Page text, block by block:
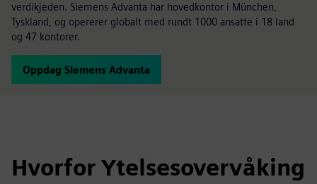
verdikjeden. Siemens Advanta har hovedkontor i München,
Tyskland, og opererer globalt med rundt 1000 ansatte i 18 land
og 47 kontorer.
Oppdag Siemens Advanta
Hvorfor Ytelsesovervåking